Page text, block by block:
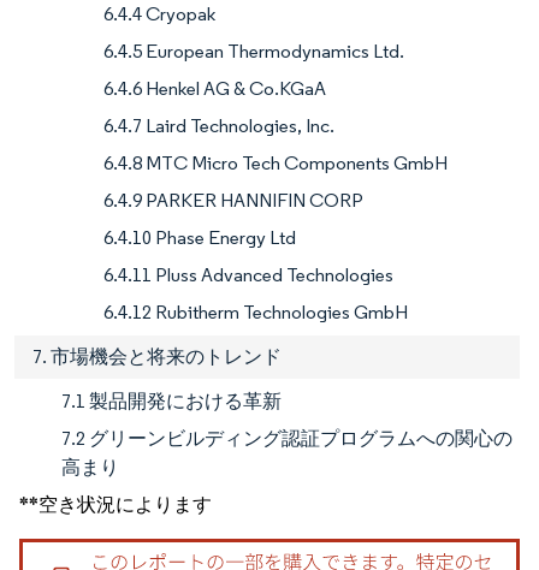
6.4.4 Cryopak
6.4.5 European Thermodynamics Ltd.
6.4.6 Henkel AG & Co.KGaA
6.4.7 Laird Technologies, Inc.
6.4.8 MTC Micro Tech Components GmbH
6.4.9 PARKER HANNIFIN CORP
6.4.10 Phase Energy Ltd
6.4.11 Pluss Advanced Technologies
6.4.12 Rubitherm Technologies GmbH
7. 市場機会と将来のトレンド
7.1 製品開発における革新
7.2 グリーンビルディング認証プログラムへの関心の
高まり
**空き状況によります